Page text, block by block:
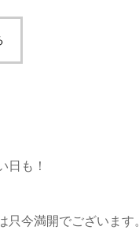
日も！
今満開でございます。